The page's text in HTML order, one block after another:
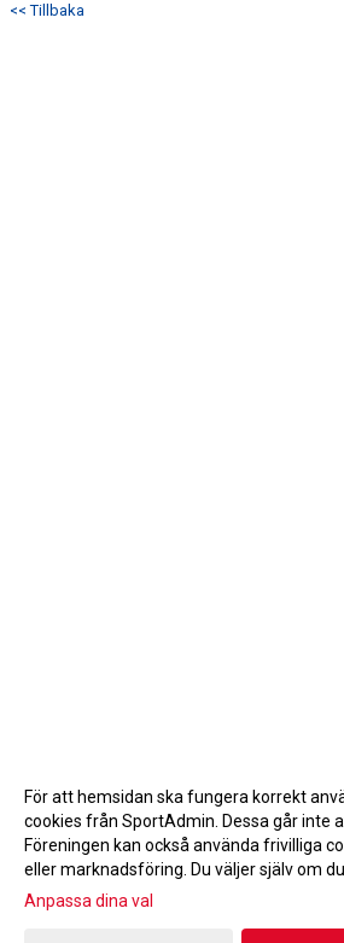
<< Tillbaka
Gå till Webbversion
För att hemsidan ska fungera korrekt
cookies från SportAdmin. Dessa går inte
Föreningen kan också använda frivilliga
eller marknadsföring. Du väljer själv om
Anpassa dina val